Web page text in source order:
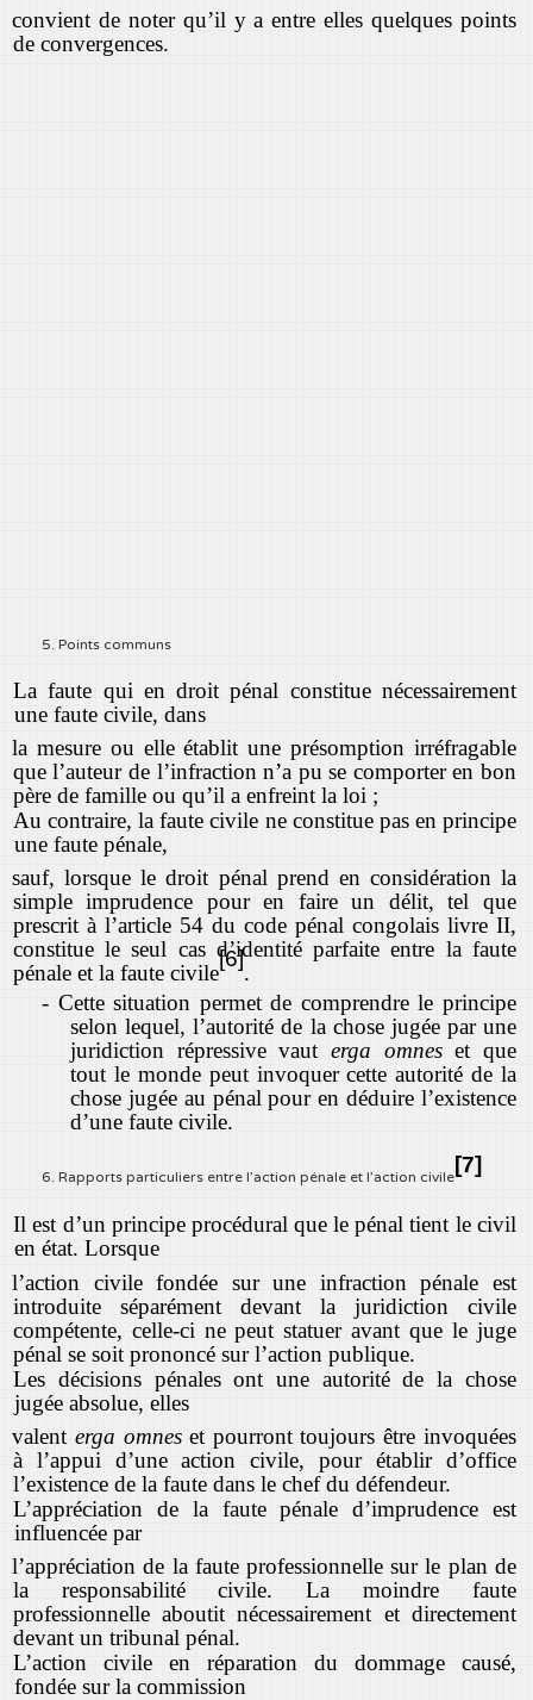
convient de noter qu’il y a entre elles quelques points
de convergences.
5. Points communs
La faute qui en droit pénal constitue nécessairement
une faute civile, dans
la mesure ou elle établit une présomption irréfragable
que l’auteur de l’infraction n’a pu se comporter en bon
père de famille ou qu’il a enfreint la loi ;
Au contraire, la faute civile ne constitue pas en principe
une faute pénale,
sauf, lorsque le droit pénal prend en considération la
simple imprudence pour en faire un délit, tel que
prescrit à l’article 54 du code pénal congolais livre II,
constitue le seul cas d’identité parfaite entre la faute
pénale et la faute civile
[6]
.
- Cette situation permet de comprendre le principe
selon lequel, l’autorité de la chose jugée par une
juridiction répressive vaut erga omneset que
tout le monde peut invoquer cette autorité de la
chose jugée au pénal pour en déduire l’existence
d’une faute civile.
6. Rapports particuliers entre l’action pénale et l’action civile[7]
Il est d’un principe procédural que le pénal tient le civil
en état. Lorsque
l’action civile fondée sur une infraction pénale est
introduite séparément devant la juridiction civile
compétente, celle-ci ne peut statuer avant que le juge
pénal se soit prononcé sur l’action publique.
Les décisions pénales ont une autorité de la chose
jugée absolue, elles
valent erga omneset pourront toujours être invoquées
à l’appui d’une action civile, pour établir d’office
l’existence de la faute dans le chef du défendeur.
L’appréciation de la faute pénale d’imprudence est
influencée par
l’appréciation de la faute professionnelle sur le plan de
la responsabilité civile. La moindre faute
professionnelle aboutit nécessairement et directement
devant un tribunal pénal.
L’action civile en réparation du dommage causé,
fondée sur la commission